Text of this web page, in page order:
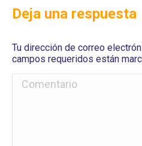
Deja una respuesta
Tu dirección de correo
campos requeridos están
Comentario